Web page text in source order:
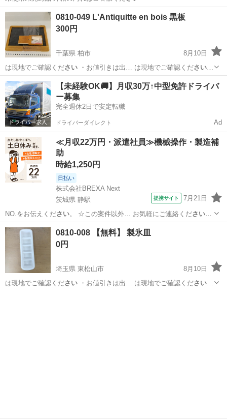
群馬 渋川市
0810-049 L'Antiquitte en bois 黒板
300円
千葉県 柏市
8月10日
は現地でご確認ください・お値引きは出… は現地でご確認ください
【付属品】… は現地でご確認ください 【価格】 …
千葉 柏市 その他 黒板
【未経験OK🚚】月収30万↑中型免許ドライバ
ー募集
完全週休2日で安定転職
ドライバーダイレクト Ad
≪月収22万円・派遣社員≫機械操作・製造補
助
時給1,250円
日払い
株式会社BREXA Next
茨城県 静駅
提携サイト 7月21日
NO.をお伝えください。 ☆この案件以外… お気軽にご連絡ください！
給与 mon…
茨城 常陸大宮市 その他
0810-008 【無料】 製氷皿
0円
埼玉県 東松山市
8月10日
は現地でご確認ください・お値引きは出… は現地でご確認ください